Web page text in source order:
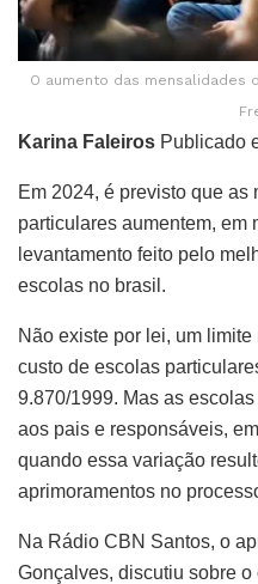
O aumento das mensalidades
Karina Faleiros Publicado
Em 2024, é previsto que
particulares aumentem, em
levantamento feito pelo
escolas no brasil.
Não existe por lei, um
custo de escolas
9.870/1999. Mas as
aos pais e responsáveis,
quando essa variação
aprimoramentos no
Na Rádio CBN Santos, o
Gonçalves, discutiu sobre